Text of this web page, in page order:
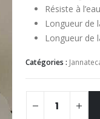
Résiste à l’eau
Longueur de
Longueur de
Catégories :